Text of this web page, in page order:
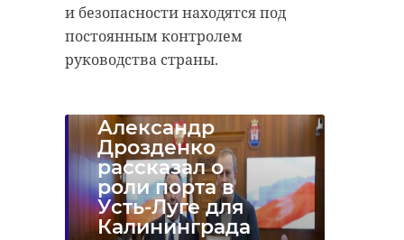
и безопасности находятся под
постоянным контролем
руководства страны.
Александр
Дрозденко
рассказал о
роли порта в
Усть-Луге для
Калининграда